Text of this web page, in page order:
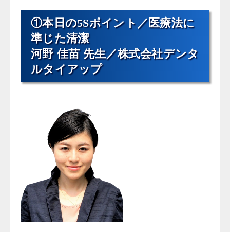
①本日の5Sポイント／医療法に
準じた清潔
河野 佳苗 先生／株式会社デンタ
ルタイアップ